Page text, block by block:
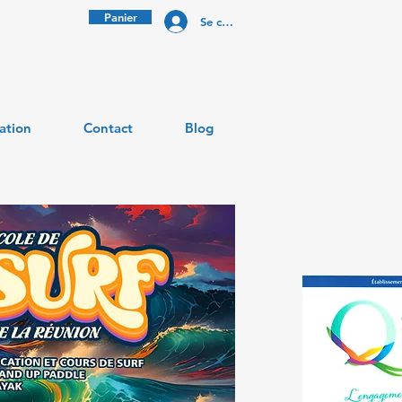
Panier Se connecter
Contact Blog